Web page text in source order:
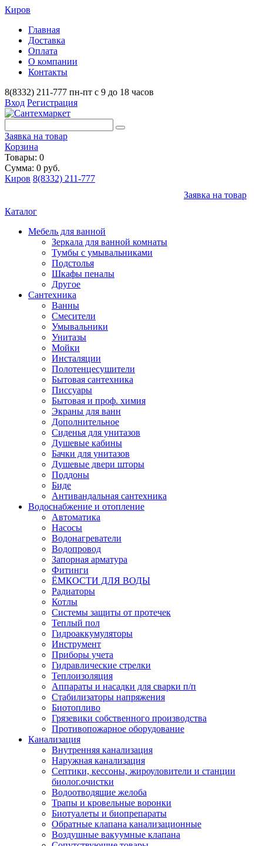
Киров
Главная
Доставка
Оплата
О компании
Контакты
8(8332) 211-777 пн-пт с 9 до 18 часов
Вход Регистрация
Заявка на товар
Корзина
Товары: 0
Сумма: 0 руб.
Киров 8(8332) 211-777
Заявка на товар
Каталог
Мебель для ванной
Зеркала для ванной комнаты
Тумбы с умывальниками
Подстолья
Шкафы пеналы
Другое
Сантехника
Ванны
Смесители
Умывальники
Унитазы
Мойки
Инсталяции
Полотенцесушители
Бытовая сантехника
Писсуары
Бытовая и проф. химия
Экраны для ванн
Дополнительное
Сиденья для унитазов
Душевые кабины
Бачки для унитазов
Душевые двери шторы
Поддоны
Биде
Антивандальная сантехника
Водоснабжение и отопление
Автоматика
Насосы
Водонагреватели
Водопровод
Запорная арматура
Фитинги
ЁМКОСТИ ДЛЯ ВОДЫ
Радиаторы
Котлы
Системы защиты от протечек
Теплый пол
Гидроаккумуляторы
Инструмент
Приборы учета
Гидравлические стрелки
Теплоизоляция
Аппараты и насадки для сварки п/п
Стабилизаторы напряжения
Биотопливо
Грязевики собственного производства
Противопожарное оборудование
Канализация
Внутренняя канализация
Наружная канализация
Септики, кессоны, жироуловители и станции
биолог.очистки
Водоотводящие желоба
Трапы и кровельные воронки
Биотуалеты и биопрепараты
Обратные клапана канализационные
Воздушные вакуумные клапана